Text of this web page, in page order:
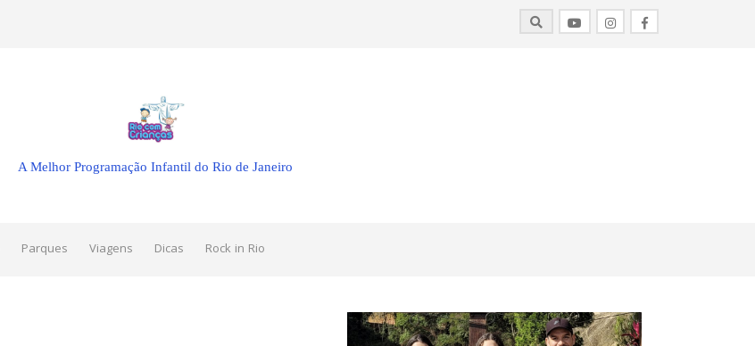
A Melhor Programação Infantil do Rio de Janeiro
Parques Viagens Dicas Rock in Rio